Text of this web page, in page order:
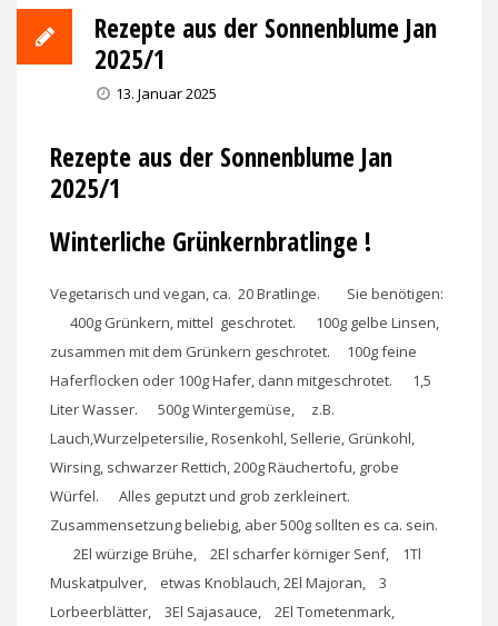
Rezepte aus der Sonnenblume Jan
2025/1
13. Januar 2025
Rezepte aus der Sonnenblume Jan
2025/1
Winterliche Grünkernbratlinge !
Vegetarisch und vegan, ca. 20 Bratlinge. Sie benötigen:
400g Grünkern, mittel geschrotet. 100g gelbe Linsen,
zusammen mit dem Grünkern geschrotet. 100g feine
Haferflocken oder 100g Hafer, dann mitgeschrotet. 1,5
Liter Wasser. 500g Wintergemüse, z.B.
Lauch,Wurzelpetersilie, Rosenkohl, Sellerie, Grünkohl,
Wirsing, schwarzer Rettich, 200g Räuchertofu, grobe
Würfel. Alles geputzt und grob zerkleinert.
Zusammensetzung beliebig, aber 500g sollten es ca. sein.
2El würzige Brühe, 2El scharfer körniger Senf, 1Tl
Muskatpulver, etwas Knoblauch, 2El Majoran, 3
Lorbeerblätter, 3El Sajasauce, 2El Tometenmark,